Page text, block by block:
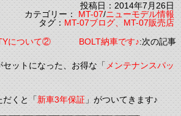
投稿日：2014年7月26日
カテゴリー：MT-07/ニューモデル情報
タグ：MT-07ブログ、MT-07販売店
について② BOLT納車です♪:次の記事
ットになった、お得な「メンテナンスパッ
だくと「新車3年保証」がついてきます♪